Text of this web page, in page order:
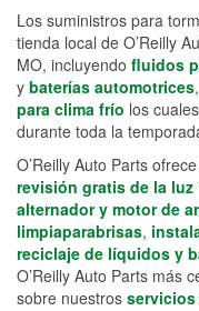
Los suministros para
tienda local de O’Reilly
MO, incluyendo fluidos
y baterías automotrices,
para clima frío los
durante toda la
O’Reilly Auto Parts
revisión gratis de la luz
alternador y motor de
limpiaparabrisas,
reciclaje de líquidos y
O’Reilly Auto Parts más
sobre nuestros